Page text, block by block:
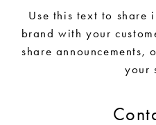
Use this text to share
brand with your
share announcements,
your